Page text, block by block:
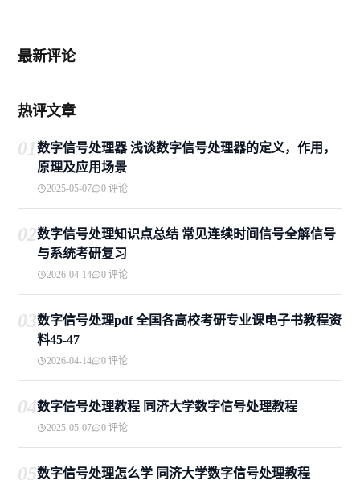
最新评论
热评文章
01数字信号处理器 浅谈数字信号处理器的定义，作用，
原理及应用场景
2025-05-07 0 评论
02数字信号处理知识点总结 常见连续时间信号全解信号
与系统考研复习
2026-04-14 0 评论
03数字信号处理pdf 全国各高校考研专业课电子书教程资
料45-47
2026-04-14 0 评论
04数字信号处理教程 同济大学数字信号处理教程
2025-05-07 0 评论
05数字信号处理怎么学 同济大学数字信号处理教程